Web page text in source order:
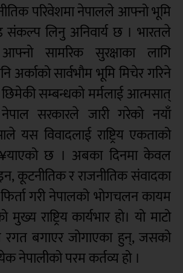
परिवेशमा नेपालले आफ्नो भूमि
संकल्प लिनु अनिवार्य छ । भारतले
सामरिक सुरक्षाका लागि
अर्काको सार्वभौम भूमि मिचेर गरिने
सम्बन्धको मर्मलाई आत्मसात्
सरकारले जारी गरेको नयाँ
यस विवादलाई राष्ट्रिय एकताको
छ । अबका दिनमा केवल
कूटनीतिक र राजनीतिक संवादका
गरी नेपालको भोगचलन कायम
राष्ट्रिय कार्यभार हो। यो माटो
रगत बगाएर जोगाएका हुन्, जसको
नेपालीको परम कर्तव्य हो ।